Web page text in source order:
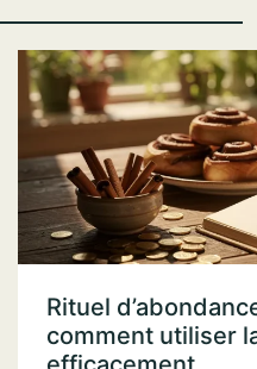
Rituel
comment utiliser